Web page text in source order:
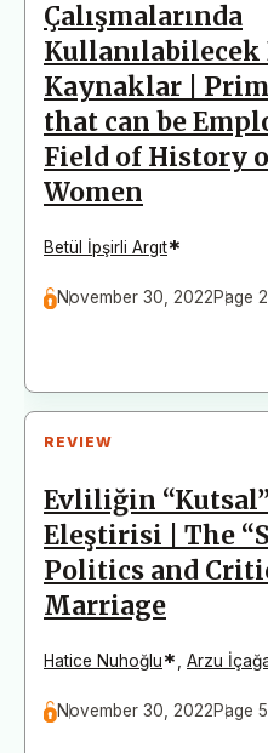
Çalışmalarında
Kaynaklar |
that can be
Field of History
Women
Betül İpşirli Argıt*
November 30, 2022Page
REVIEW
Evliliğin
Eleştirisi | The
Politics and
Marriage
Hatice Nuhoğlu* Arzu
November 30, 2022Page